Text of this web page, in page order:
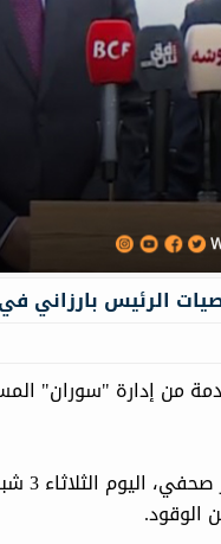
الرئيس بارزاني
من إدارة "سوران"